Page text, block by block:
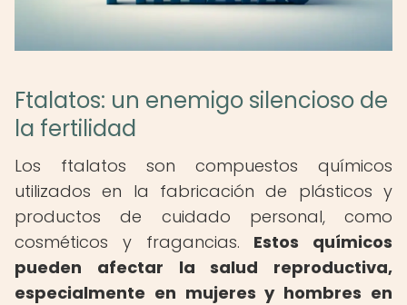
Ftalatos: un enemigo silencioso de
la fertilidad
Los ftalatos son compuestos químicos
utilizados en la fabricación de plásticos y
productos de cuidado personal, como
cosméticos y fragancias. Estos químicos
pueden afectar la salud reproductiva,
especialmente en mujeres y hombres en